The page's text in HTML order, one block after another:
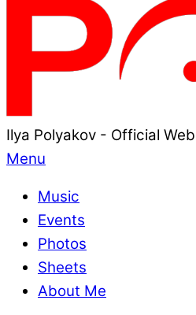
Ilya Polyakov - Official
Menu
Music
Events
Photos
Sheets
About Me